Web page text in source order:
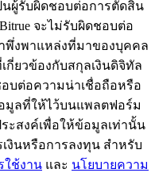
ษ
นผู้รับผิดชอบต่อการตัดสิน
จะไม่รับผิดชอบต่อ
พึ่งพาแหล่งที่มาของบุคคล
ยวข้องกับสกุลเงินดิจิทัล
บต่อความน่าเชื่อถือหรือ
มูลที่ให้ไว้บนแพลตฟอร์ม
ะสงค์เพื่อให้ข้อมูลเท่านั้น
งินหรือการลงทุน สำหรับ
ใช้งาน และ นโยบายความ